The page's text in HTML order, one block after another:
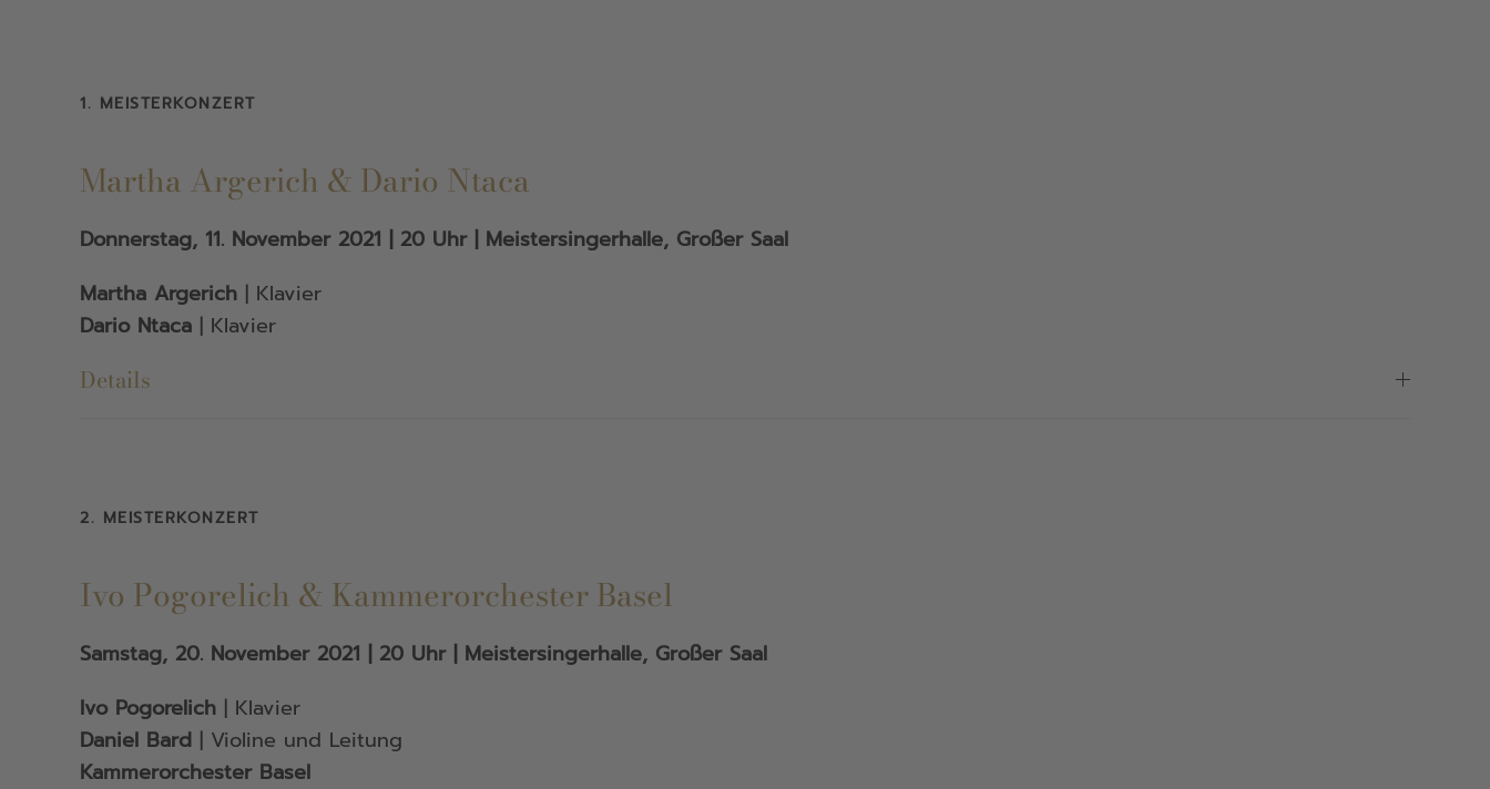
1. MEISTERKONZERT
Martha Argerich & Dario Ntaca
Donnerstag, 11. November 2021 | 20 Uhr | Meistersingerhalle, Großer Saal
Martha Argerich | Klavier
Dario Ntaca | Klavier
Details
2. MEISTERKONZERT
Ivo Pogorelich & Kammerorchester Basel
Samstag, 20. November 2021 | 20 Uhr | Meistersingerhalle, Großer Saal
Ivo Pogorelich | Klavier
Daniel Bard | Violine und Leitung
Kammerorchester Basel